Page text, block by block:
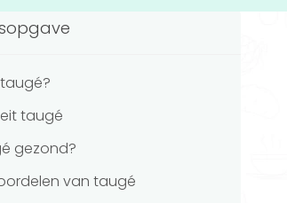
taugé
gezond?
van taugé